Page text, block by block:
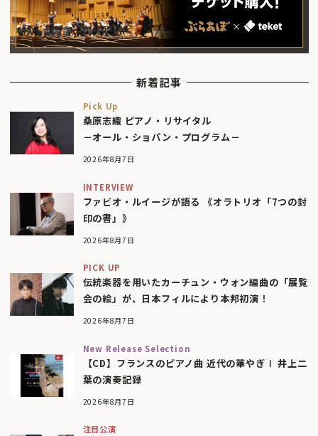
新着記事
Pick Up
桑原志織 ピアノ・リサイタル
－オール・ショパン・プログラム－
2026年8月7日
INTERVIEW
ファビオ・ルイージが語る 《オラトリオ「7つの封
印の書」》
2026年8月7日
PICK UP
伝統楽器を用いたカーチュン・ウォン編曲の「展覧
会の絵」が、日本フィルにより本邦初演！
2026年8月7日
New Release Selection
【CD】フランスのピアノ曲 近代の華やぎⅠ 井上二
葉の演奏記録
2026年8月7日
注目公演